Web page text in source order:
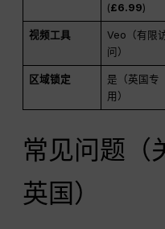
(£6.99)
视频工具
Veo（有限
问）
区域锁定
是（英国专
用）
常见问题（
英国）